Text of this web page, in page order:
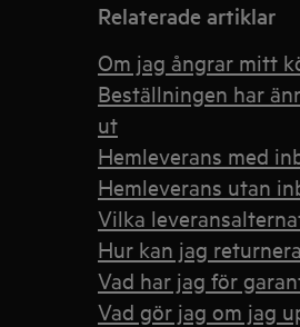
Relaterade artiklar
Om jag ångrar mitt
Beställningen har
ut
Hemleverans med
Hemleverans utan
Vilka
Hur kan jag
Vad har jag för
Vad gör jag om jag